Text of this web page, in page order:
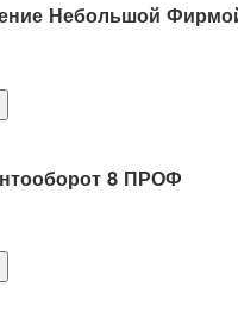
Небольшой
8 ПРОФ